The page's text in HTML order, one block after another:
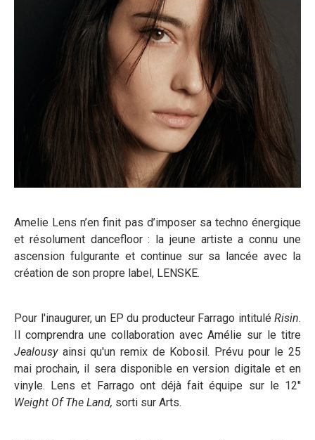
Amelie Lens n’en finit pas d’imposer sa techno énergique
et résolument dancefloor : la jeune artiste a connu une
ascension fulgurante et continue sur sa lancée avec la
création de son propre label, LENSKE.
Pour l'inaugurer, un EP du producteur Farrago intitulé Risin.
Il comprendra une collaboration avec Amélie sur le titre
Jealousyainsi qu'un remix de Kobosil. Prévu pour le 25
mai prochain, il sera disponible en version digitale et en
vinyle. Lens et Farrago ont déjà fait équipe sur le 12''
Weight Of The Land, sorti sur Arts.